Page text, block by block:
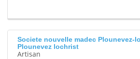
Societe nouvelle madec Plounevez-
Plounevez lochrist
Artisan